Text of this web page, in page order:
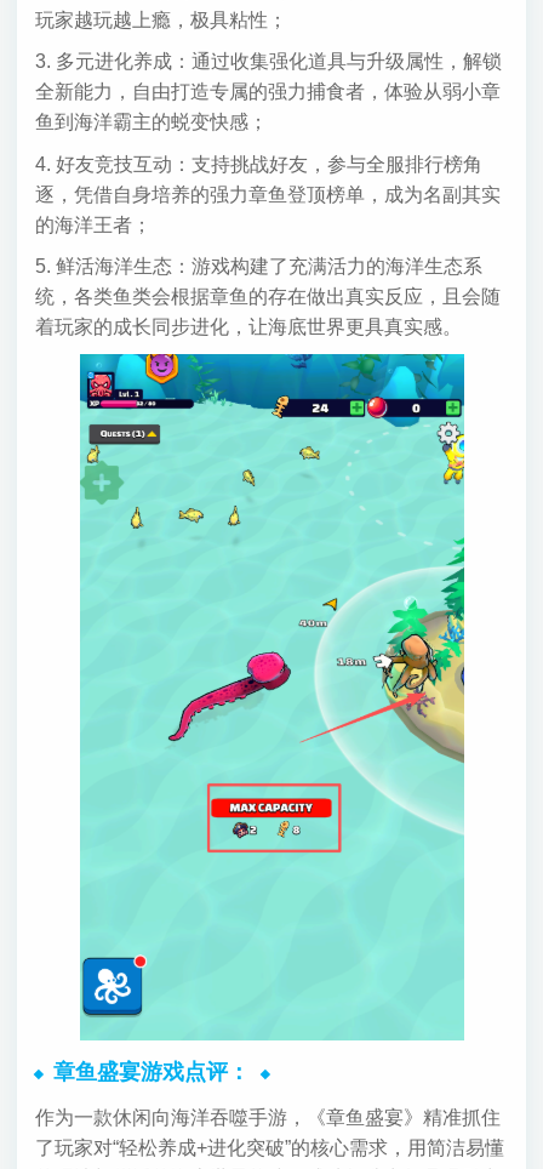
玩家越玩越上瘾，极具粘性；
3. 多元进化养成：通过收集强化道具与升级属性，解锁
全新能力，自由打造专属的强力捕食者，体验从弱小章
鱼到海洋霸主的蜕变快感；
4. 好友竞技互动：支持挑战好友，参与全服排行榜角
逐，凭借自身培养的强力章鱼登顶榜单，成为名副其实
的海洋王者；
5. 鲜活海洋生态：游戏构建了充满活力的海洋生态系
统，各类鱼类会根据章鱼的存在做出真实反应，且会随
着玩家的成长同步进化，让海底世界更具真实感。
章鱼盛宴游戏点评：
作为一款休闲向海洋吞噬手游，《章鱼盛宴》精准抓住
了玩家对“轻松养成+进化突破”的核心需求，用简洁易懂